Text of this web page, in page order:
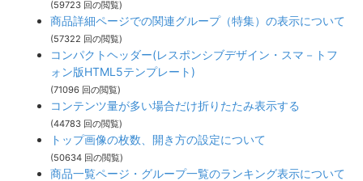
(59723 回の閲覧)
商品詳細ページでの関連グループ（特集）の表示について
(57322 回の閲覧)
コンパクトヘッダー(レスポンシブデザイン・スマ－トフ
ォン版HTML5テンプレート)
(71096 回の閲覧)
コンテンツ量が多い場合だけ折りたたみ表示する
(44783 回の閲覧)
トップ画像の枚数、開き方の設定について
(50634 回の閲覧)
商品一覧ページ・グループ一覧のランキング表示について